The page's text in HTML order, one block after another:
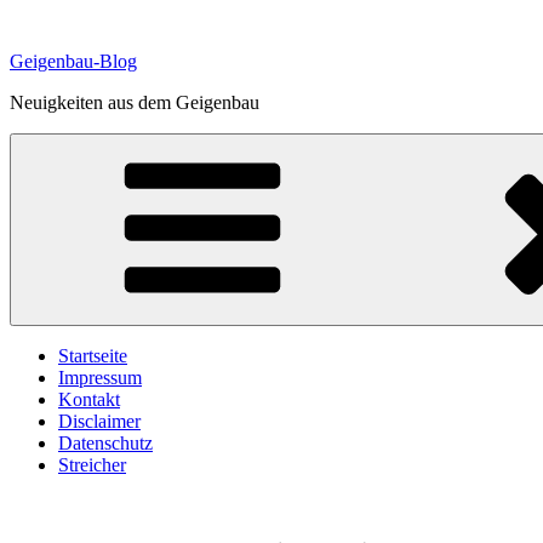
springen
Geigenbau-Blog
Neuigkeiten aus dem Geigenbau
Startseite
Impressum
Kontakt
Disclaimer
Datenschutz
Streicher